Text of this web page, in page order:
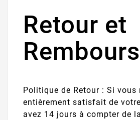
Retour et
Politique de Retour : Si vous
entièrement satisfait de
avez 14 jours à compter de